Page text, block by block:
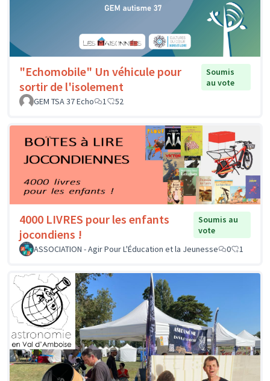
"Echomobile" Un véhicule pour
sortir de l'isolement
Soumis
au vote
GEM TSA 37 Echo
1 52
4000 LIVRES pour les enfants
jocondiens !
Soumis au
vote
ASSOCIATION - Agir Pour L'Éducation et la Jeunesse
0 1